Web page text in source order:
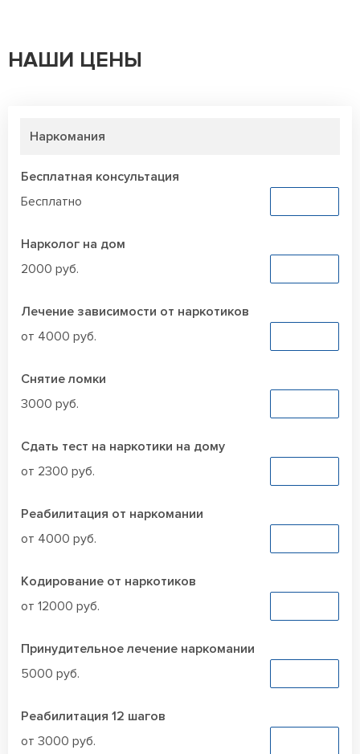
НАШИ ЦЕНЫ
Наркомания
Бесплатная консультация
Бесплатно
Нарколог на дом
2000 руб.
Лечение зависимости от наркотиков
от 4000 руб.
Снятие ломки
3000 руб.
Сдать тест на наркотики на дому
от 2300 руб.
Реабилитация от наркомании
от 4000 руб.
Кодирование от наркотиков
от 12000 руб.
Принудительное лечение наркомании
5000 руб.
Реабилитация 12 шагов
от 3000 руб.